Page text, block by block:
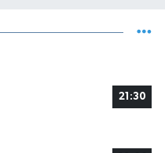
21:30